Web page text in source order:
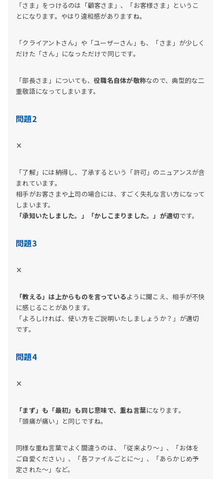
「さま」をつけるのは「顧客さま」、「お客様さま」というこ
とになります。やはり違和感がありますね。
「クライアントさん」や「ユーザーさん」も、「さま」が少しく
だけた「さん」になっただけで同じです。
「部長さま」についても、役職名自体が敬称なので、典型的な二
重敬語になってしまいます。
問題2
×
「了解」には納得し、了承するという「許可」のニュアンスが含
まれています。
相手がお客さまや上司の場合には、すごく失礼な言い方になって
しまいます。
「承知いたしました。」「かしこまりました。」が適切です。
問題3
×
「教える」は上からものを言っているように聞こえ、相手が不快
に感じることがあります。
「よろしければ、使い方をご説明いたしましょうか？」が適切
です。
問題4
×
「まず」も「最初」も同じ意味で、重ね言葉になります。
「頭痛が痛い」と同じですね。
同様な重ね言葉でよく間違うのは、「従来より～」、「お体を
ご自愛ください」、「各ファイルごとに～」、「あらかじめ予
定された～」など。